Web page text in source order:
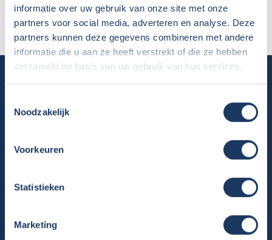
informatie over uw gebruik van onze site met onze
partners voor social media, adverteren en analyse. Deze
partners kunnen deze gegevens combineren met andere
informatie die u aan ze heeft verstrekt of die ze hebben
verzameld op basis van uw gebruik van hun services.
Noodzakelijk
Voorkeuren
Statistieken
Marketing
Plaats / Provincie: Overijssel
Periode:
16-5 t/m 26-5 2015
Camper huren
Gratis E-book – Tig Vragen en Antwoorden over het Huren van